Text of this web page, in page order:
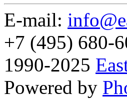
E-mail:
+7 (495) 680-
1990-2025
Powered by